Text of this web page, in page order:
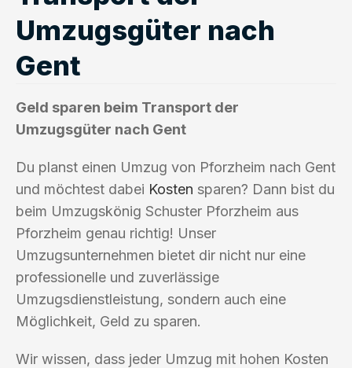
Umzugsgüter nach
Gent
Geld sparen beim Transport der
Umzugsgüter nach Gent
Du planst einen Umzug von Pforzheim nach Gent
und möchtest dabei Kosten sparen? Dann bist du
beim Umzugskönig Schuster Pforzheim aus
Pforzheim genau richtig! Unser
Umzugsunternehmen bietet dir nicht nur eine
professionelle und zuverlässige
Umzugsdienstleistung, sondern auch eine
Möglichkeit, Geld zu sparen.
Wir wissen, dass jeder Umzug mit hohen Kosten